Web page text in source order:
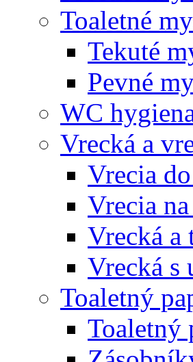
Toaletné
Tekuté
Pevné
WC
Vrecká a
Vrecia
Vrecia
Vrecká a
Vrecká s
Toaletný
Toaletný